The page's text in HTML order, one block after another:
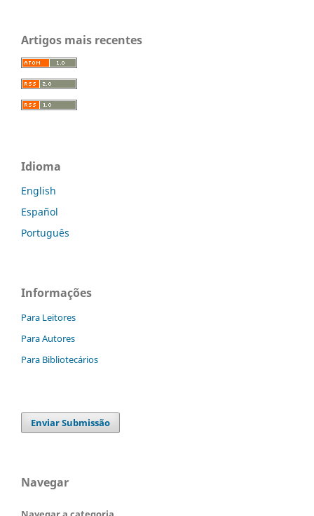
Artigos mais recentes
Idioma
English
Español
Português
Informações
Para Leitores
Para Autores
Para Bibliotecários
Enviar Submissão
Navegar